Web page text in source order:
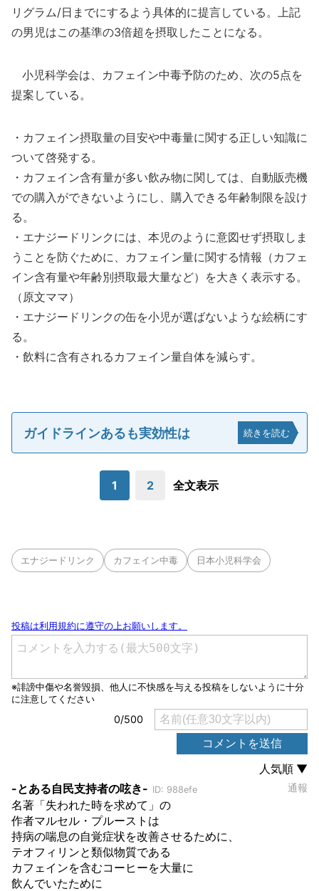
リグラム/日までにするよう具体的に提言している。上記
の男児はこの基準の3倍超を摂取したことになる。
小児科学会は、カフェイン中毒予防のため、次の5点を
提案している。
・カフェイン摂取量の目安や中毒量に関する正しい知識に
ついて啓発する。
・カフェイン含有量が多い飲み物に関しては、自動販売機
での購入ができないようにし、購入できる年齢制限を設け
る。
・エナジードリンクには、本児のように意図せず摂取しま
うことを防ぐために、カフェイン量に関する情報（カフェ
イン含有量や年齢別摂取最大量など）を大きく表示する。
（原文ママ）
・エナジードリンクの缶を小児が選ばないような絵柄にす
る。
・飲料に含有されるカフェイン量自体を減らす。
ガイドラインあるも実効性は 続きを読む
1 2 全文表示
エナジードリンク カフェイン中毒 日本小児科学会